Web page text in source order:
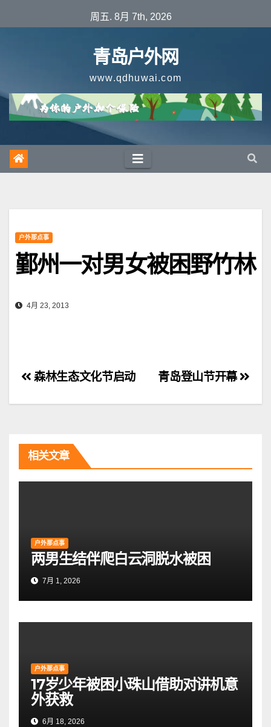
至
周五. 8月 7th, 2026
青岛户外网
www.qdhuwai.com
户外那点事
鄞州一对男女被困野竹林
4月 23, 2013
文
章
航
青岛登山节开幕
森林生态文化节启动
相关文章
户外那点事
两男生结伴爬白云洞脱水被困
7月 1, 2026
户外那点事
17岁少年被困小珠山借助对讲机意
外获救
6月 18, 2026